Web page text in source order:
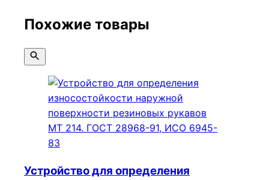
Похожие товары
Устройство для определения